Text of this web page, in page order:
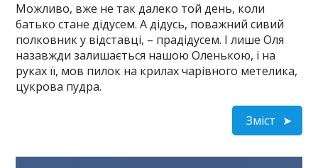
Можливо, вже не так далеко той день, коли
батько стане дідусем. А дідусь, поважний сивий
полковник у відставці, – прадідусем. І лише Оля
назавжди залишається нашою Оленькою, і на
руках її, мов пилок на крилах чарівного метелика,
цукрова пудра.
Зміст